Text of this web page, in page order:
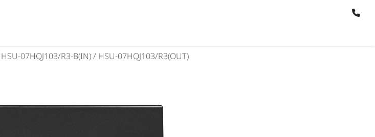
07HQJ103/R3-B(IN) / HSU-07HQJ103/R3(OUT)